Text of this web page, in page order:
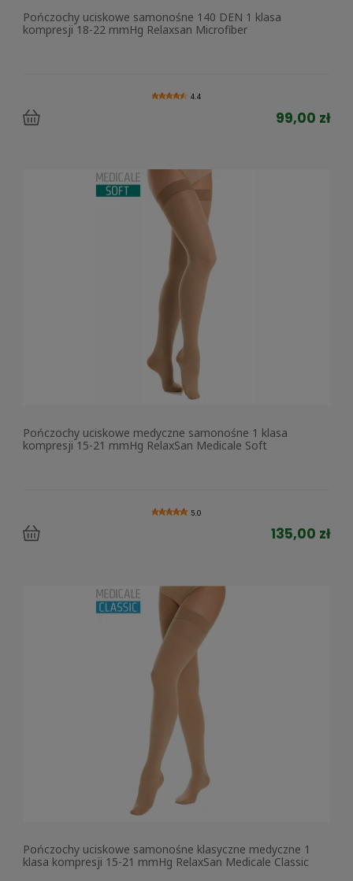
Pończochy uciskowe samonośne 140 DEN 1 klasa
kompresji 18-22 mmHg Relaxsan Microfiber
4.4
99,00 zł
Pończochy uciskowe medyczne samonośne 1 klasa
kompresji 15-21 mmHg RelaxSan Medicale Soft
5.0
135,00 zł
Pończochy uciskowe samonośne klasyczne medyczne 1
klasa kompresji 15-21 mmHg RelaxSan Medicale Classic